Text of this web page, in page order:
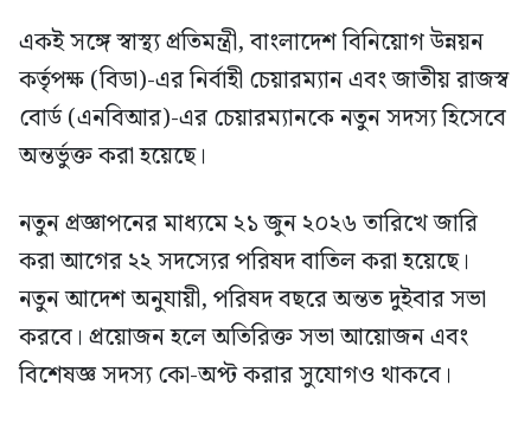
একই সঙ্গে স্বাস্থ্য প্রতিমন্ত্রী, বাংলাদেশ বিনিয়োগ উন্নয়ন
কর্তৃপক্ষ (বিডা)-এর নির্বাহী চেয়ারম্যান এবং জাতীয় রাজস্ব
বোর্ড (এনবিআর)-এর চেয়ারম্যানকে নতুন সদস্য হিসেবে
অন্তর্ভুক্ত করা হয়েছে।
নতুন প্রজ্ঞাপনের মাধ্যমে ২১ জুন ২০২৬ তারিখে জারি
করা আগের ২২ সদস্যের পরিষদ বাতিল করা হয়েছে।
নতুন আদেশ অনুযায়ী, পরিষদ বছরে অন্তত দুইবার সভা
করবে। প্রয়োজন হলে অতিরিক্ত সভা আয়োজন এবং
বিশেষজ্ঞ সদস্য কো-অপ্ট করার সুযোগও থাকবে।